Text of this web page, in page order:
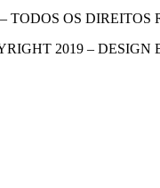
TODOS OS DIREITOS
2019 – DESIGN